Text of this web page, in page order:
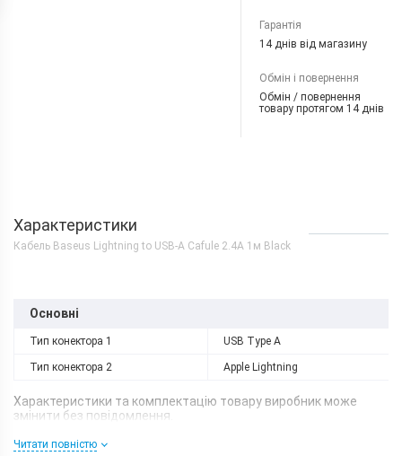
Гарантія
14 днів від магазину
Обмін і повернення
Обмін / повернення
товару протягом 14 днів
Характеристики
Кабель Baseus Lightning to USB-A Cafule 2.4A 1м Black
Основні
Тип конектора 1 USB Type A
Тип конектора 2 Apple Lightning
Характеристики та комплектацію товару виробник може
змінити без повідомлення.
Читати повністю